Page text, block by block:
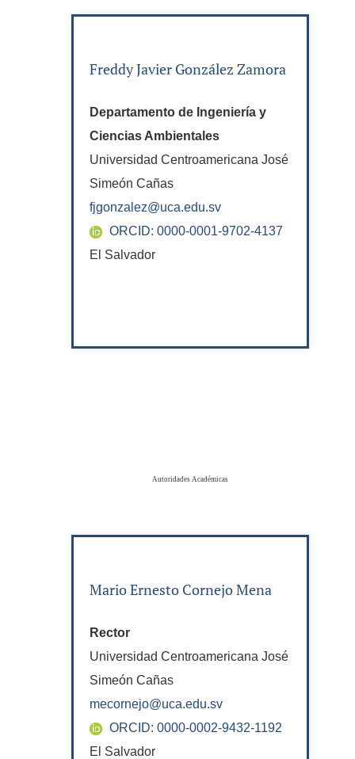
Freddy Javier González Zamora
Departamento de Ingeniería y
Ciencias Ambientales
Universidad Centroamericana José
Simeón Cañas
fjgonzalez@uca.edu.sv
ORCID: 0000-0001-9702-4137
El Salvador
Autoridades Académicas
Mario Ernesto Cornejo Mena
Rector
Universidad Centroamericana José
Simeón Cañas
mecornejo@uca.edu.sv
ORCID: 0000-0002-9432-1192
El Salvador